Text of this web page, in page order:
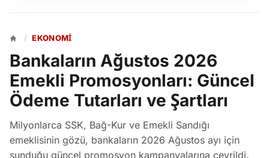
/ EKONOMI
Bankaların Ağustos 2026
Emekli Promosyonları: Güncel
Ödeme Tutarları ve Şartları
Milyonlarca SSK, Bağ-Kur ve Emekli Sandığı
emeklisinin gözü, bankaların 2026 Ağustos ayı için
sunduğu güncel promosyon kampanyalarına çevrildi.